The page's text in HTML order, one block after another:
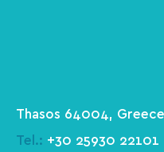
Thasos 64004, Greece
Tel.: +30 25930 22101